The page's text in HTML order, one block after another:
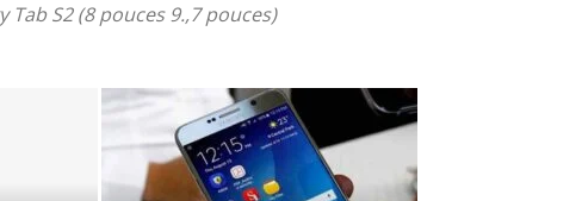
S2 (8 pouces 9.,7 pouces)